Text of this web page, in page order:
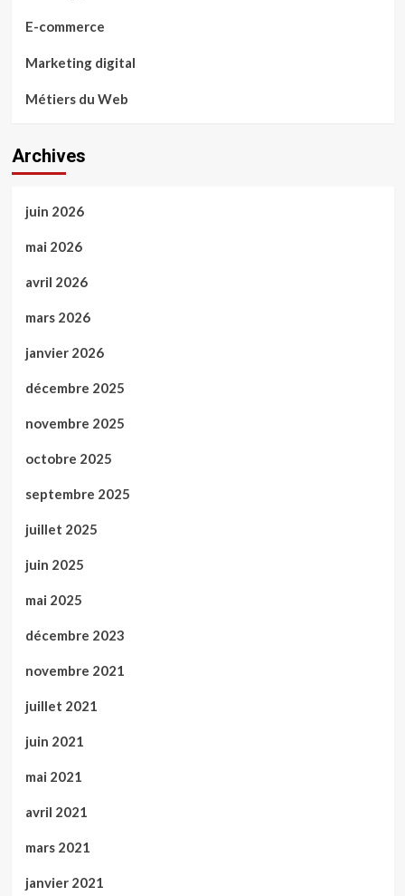
E-commerce
Marketing digital
Métiers du Web
Archives
juin 2026
mai 2026
avril 2026
mars 2026
janvier 2026
décembre 2025
novembre 2025
octobre 2025
septembre 2025
juillet 2025
juin 2025
mai 2025
décembre 2023
novembre 2021
juillet 2021
juin 2021
mai 2021
avril 2021
mars 2021
janvier 2021